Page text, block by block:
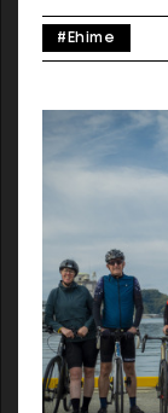
スタッフ、イン
で活躍し、日常
の様子の第二弾
もある下城英悟
ます。ツールド
岳地帯も走り
んな魅力を感
by Eigo
愛媛県
グファムツア
久万高原町〜天
DAY_4 高茂岬
DAY_3 久万高
川渓谷 民宿の
日の“UFOライ
味噌汁をモリモ
#Ehime